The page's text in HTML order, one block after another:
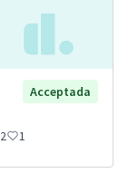
Acceptada
2 1